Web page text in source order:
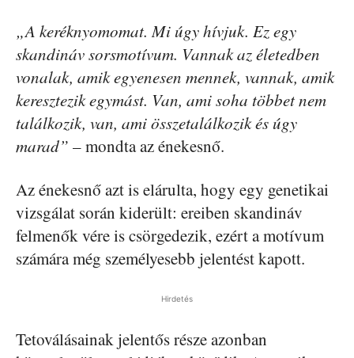
„A keréknyomomat. Mi úgy hívjuk. Ez egy
skandináv sorsmotívum. Vannak az életedben
vonalak, amik egyenesen mennek, vannak, amik
keresztezik egymást. Van, ami soha többet nem
találkozik, van, ami összetalálkozik és úgy
marad” – mondta az énekesnő.
Az énekesnő azt is elárulta, hogy egy genetikai
vizsgálat során kiderült: ereiben skandináv
felmenők vére is csörgedezik, ezért a motívum
számára még személyesebb jelentést kapott.
Hirdetés
Tetoválásainak jelentős része azonban